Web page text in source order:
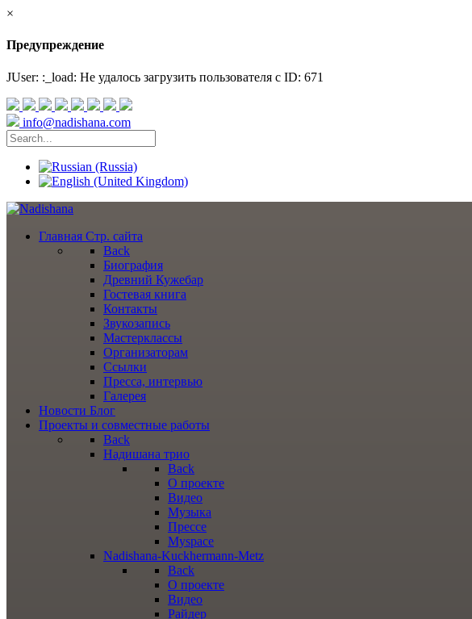
×
Предупреждение
JUser: :_load: Не удалось загрузить пользователя с ID: 671
info@nadishana.com
Главная Стр. сайта
Back
Биография
Древний Кужебар
Гостевая книга
Контакты
Звукозапись
Мастерклассы
Организаторам
Ссылки
Пресса, интервью
Галерея
Новости Блог
Проекты и совместные работы
Back
Надишана трио
Back
О проекте
Видео
Музыка
Прессе
Myspace
Nadishana-Kuckhermann-Metz
Back
О проекте
Видео
Райдер